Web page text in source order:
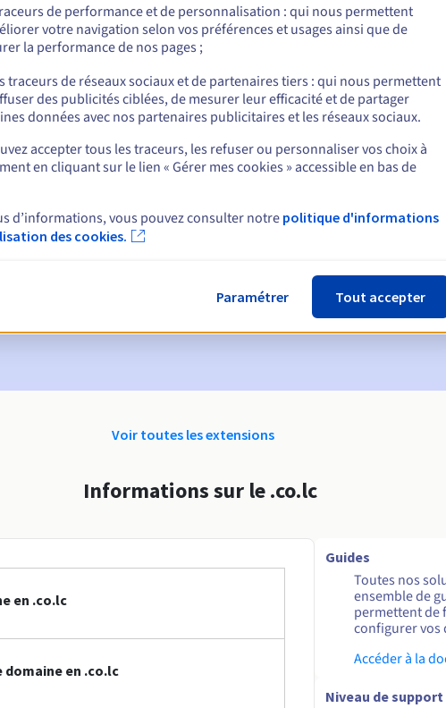
:
60, 30, 15, 7 et 3 jours avant la date d'échéance
pour notification de la suspension du nom de domaine
de rédemption pour notification de la suppression du nom de
Voir toutes les extensions
Informations sur le .co.lc
en .co.lc
en .co.lc
Guides
Toutes nos
ensemble de
permettent de
configurer vos
Accéder à la
Niveau de support
de performance et de personnalisation : qui nous permettent
votre navigation selon vos préférences et usages ainsi que de
la performance de nos pages ;
traceurs de réseaux sociaux et de partenaires tiers : qui nous permettent
des publicités ciblées, de mesurer leur efficacité et de partager
données avec nos partenaires publicitaires et les réseaux sociaux.
accepter tous les traceurs, les refuser ou personnaliser vos choix à
en cliquant sur le lien « Gérer mes cookies » accessible en bas de
d’informations, vous pouvez consulter notre politique d'informations
des cookies.
Paramétrer Tout accepter